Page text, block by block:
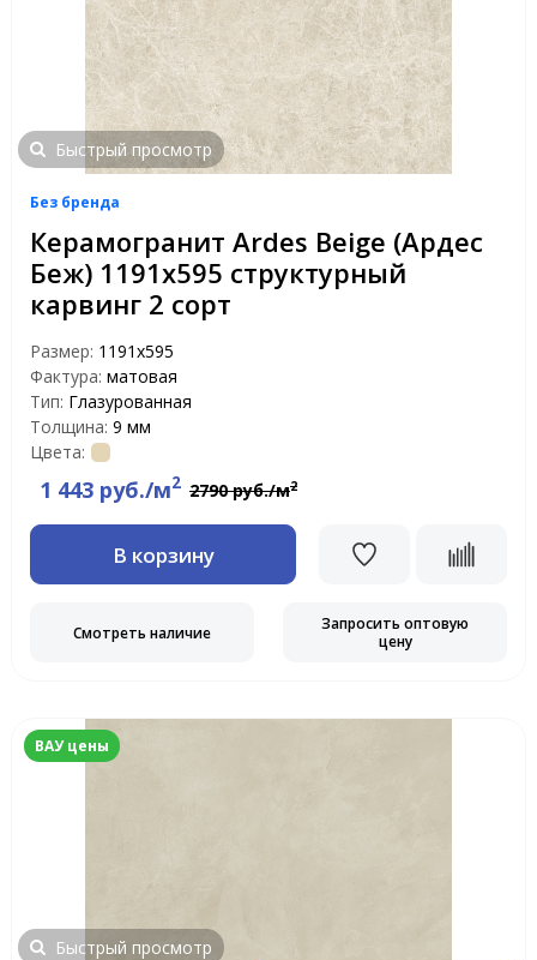
Быстрый просмотр
Без бренда
Керамогранит Ardes Beige (Ардес
Беж) 1191х595 структурный
карвинг 2 сорт
Размер: 1191x595
Фактура: матовая
Тип: Глазурованная
Толщина: 9 мм
Цвета:
1 443 руб./м2 2790 руб./м2
В корзину
Смотреть наличие
Запросить оптовую
цену
ВАУ цены
Быстрый просмотр